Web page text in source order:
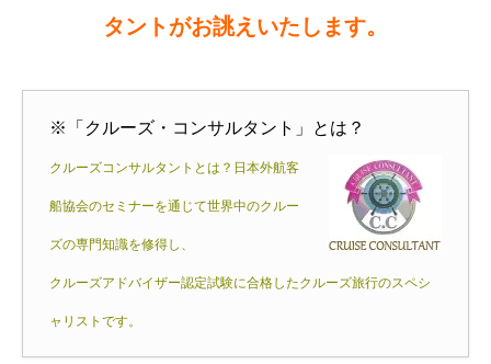
タントがお誂えいたします。
※「クルーズ・コンサルタント」とは？
クルーズコンサルタントとは？日本外航客
船協会のセミナーを通じて世界中のクルー
ズの専門知識を修得し、
クルーズアドバイザー認定試験に合格したクルーズ旅行のスペシ
ャリストです。